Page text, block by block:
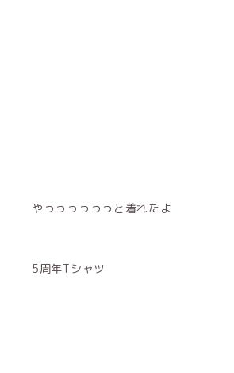
やっっっっっっと着れたよ
5周年Tシャツ